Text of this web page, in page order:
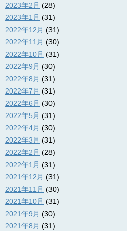
2023年2月 (28)
2023年1月 (31)
2022年12月 (31)
2022年11月 (30)
2022年10月 (31)
2022年9月 (30)
2022年8月 (31)
2022年7月 (31)
2022年6月 (30)
2022年5月 (31)
2022年4月 (30)
2022年3月 (31)
2022年2月 (28)
2022年1月 (31)
2021年12月 (31)
2021年11月 (30)
2021年10月 (31)
2021年9月 (30)
2021年8月 (31)